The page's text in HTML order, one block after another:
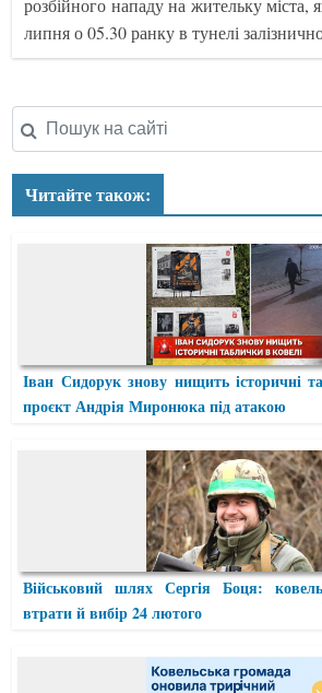
розбійного нападу на жительку міста,
липня о 05.30 ранку в тунелі
Читайте також:
Іван Сидорук знову нищить історичні
проєкт Андрія Миронюка під атакою
Військовий шлях Сергія Боця:
втрати й вибір 24 лютого